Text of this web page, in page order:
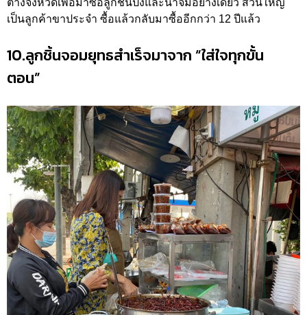
เป็นลูกค้าขาประจำ ซื้อแล้วกลับมาซื้ออีกกว่า 12 ปีแล้ว
10.ลูกชิ้นจอมยุทธสำเร็จมาจาก “ใส่ใจทุกขั้น
ตอน”